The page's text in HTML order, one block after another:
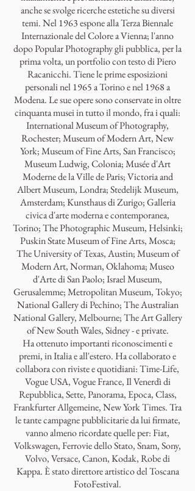
anche se svolge ricerche estetiche su diversi
temi. Nel 1963 espone alla Terza Biennale
Internazionale del Colore a Vienna; l'anno
dopo Popular Photography gli pubblica, per la
prima volta, un portfolio con testo di Piero
Racanicchi. Tiene le prime esposizioni
personali nel 1965 a Torino e nel 1968 a
Modena. Le sue opere sono conservate in oltre
cinquanta musei in tutto il mondo, fra i quali:
International Museum of Photography,
Rochester; Museum of Modern Art, New
York; Museum of Fine Arts, San Francisco;
Museum Ludwig, Colonia; Musée d'Art
Moderne de la Ville de Paris; Victoria and
Albert Museum, Londra; Stedelijk Museum,
Amsterdam; Kunsthaus di Zurigo; Galleria
civica d'arte moderna e contemporanea,
Torino; The Photographic Museum, Helsinki;
Puskin State Museum of Fine Arts, Mosca;
The University of Texas, Austin; Museum of
Modern Art, Norman, Oklahoma; Museo
d'Arte di San Paolo; Israel Museum,
Gerusalemme; Metropolitan Museum, Tokyo;
National Gallery di Pechino; The Australian
National Gallery, Melbourne; The Art Gallery
of New South Wales, Sidney - e private.
Ha ottenuto importanti riconoscimenti e
premi, in Italia e all'estero. Ha collaborato e
collabora con riviste e quotidiani: Time-Life,
Vogue USA, Vogue France, Il Venerdì di
Repubblica, Sette, Panorama, Epoca, Class,
Frankfurter Allgemeine, New York Times. Tra
le tante campagne pubblicitarie da lui firmate,
vanno almeno ricordate quelle per: Fiat,
Volkswagen, Ferrovie dello Stato, Snam, Sony,
Volvo, Versace, Canon, Kodak, Robe di
Kappa. È stato direttore artistico del Toscana
FotoFestival.